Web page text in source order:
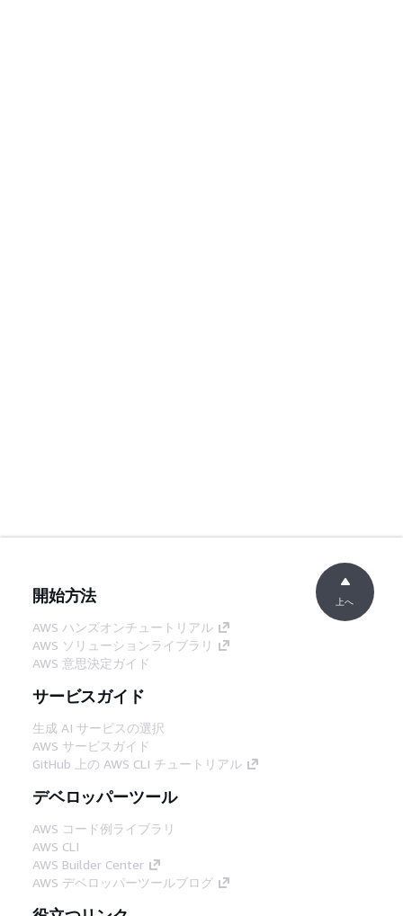
開始方法
AWS ハンズオンチュートリアル
AWS ソリューションライブラリ
AWS 意思決定ガイド
サービスガイド
生成 AI サービスの選択
AWS サービスガイド
GitHub 上の AWS CLI チュートリアル
デベロッパーツール
AWS コード例ライブラリ
AWS CLI
AWS Builder Center
AWS デベロッパーツールブログ
上へ